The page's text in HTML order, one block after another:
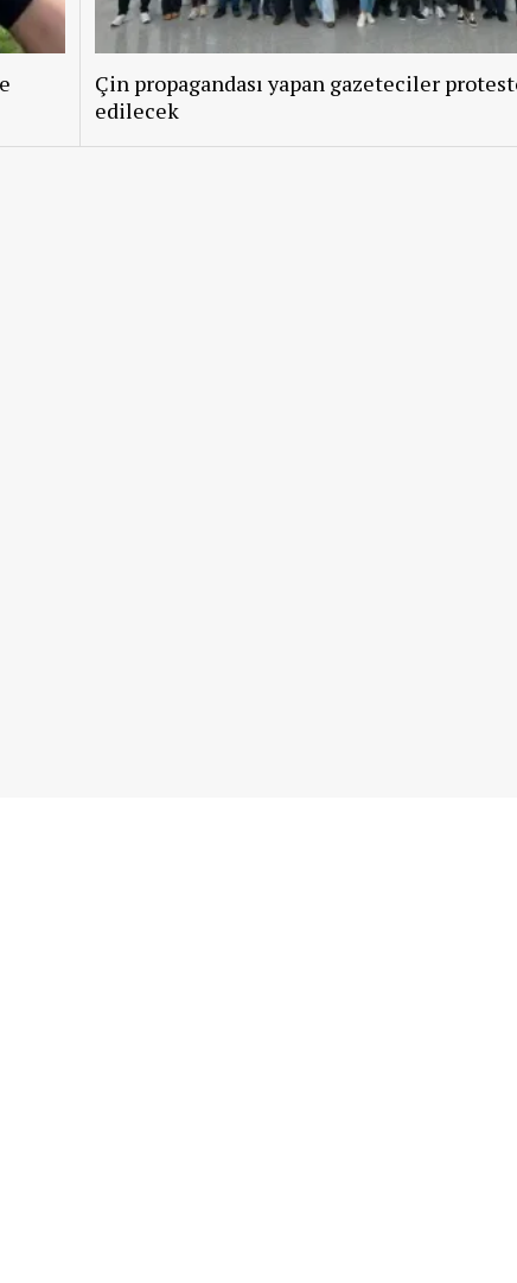
Çin propagandası yapan gazeteciler
edilecek